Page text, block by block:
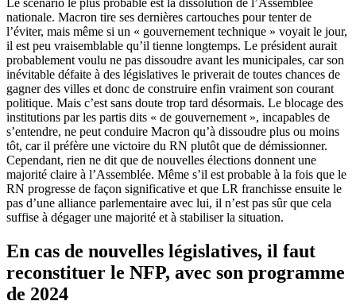
nationale. Macron tire ses dernières cartouches pour tenter de
l’éviter, mais même si un « gouvernement technique » voyait le jour,
il est peu vraisemblable qu’il tienne longtemps. Le président aurait
probablement voulu ne pas dissoudre avant les municipales, car son
inévitable défaite à des législatives le priverait de toutes chances de
gagner des villes et donc de construire enfin vraiment son courant
politique. Mais c’est sans doute trop tard désormais. Le blocage des
institutions par les partis dits « de gouvernement », incapables de
s’entendre, ne peut conduire Macron qu’à dissoudre plus ou moins
tôt, car il préfère une victoire du RN plutôt que de démissionner.
Cependant, rien ne dit que de nouvelles élections donnent une
majorité claire à l’Assemblée. Même s’il est probable à la fois que le
RN progresse de façon significative et que LR franchisse ensuite le
pas d’une alliance parlementaire avec lui, il n’est pas sûr que cela
suffise à dégager une majorité et à stabiliser la situation.
En cas de nouvelles législatives, il faut
reconstituer le NFP, avec son programme
de 2024